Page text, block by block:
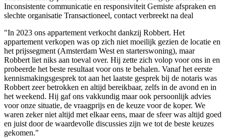
Inconsistente communicatie en responsiviteitGemiste afspraken en
slechte organisatie Transactioneel, contact verbreekt na deal
"In 2023 ons appartement verkocht dankzij Robbert. Het
appartement verkopen was op zich niet moeilijk gezien de locatie en
het prijssegment (Amsterdam West en starterswoning), maar
Robbert liet niks aan toeval over. Hij zette zich volop voor ons in en
probeerde het beste resultaat voor ons te behalen. Vanaf het eerste
kennismakingsgesprek tot aan het laatste gesprek bij de notaris was
Robbert zeer betrokken en altijd bereikbaar, zelfs in de avond en in
het weekend. Hij gaf ons vakkundig maar ook persoonlijk advies
voor onze situatie, de vraagprijs en de keuze voor de koper. We
waren zeker niet altijd met elkaar eens, maar de sfeer was altijd goed
en juist door de waardevolle discussies zijn we tot de beste keuzes
gekomen."